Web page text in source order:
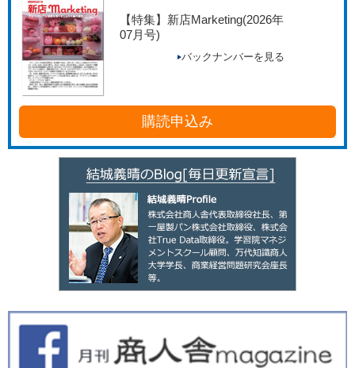
【特集】新店Marketing(2026年
07月号)
バックナンバーを見る
購読申込み